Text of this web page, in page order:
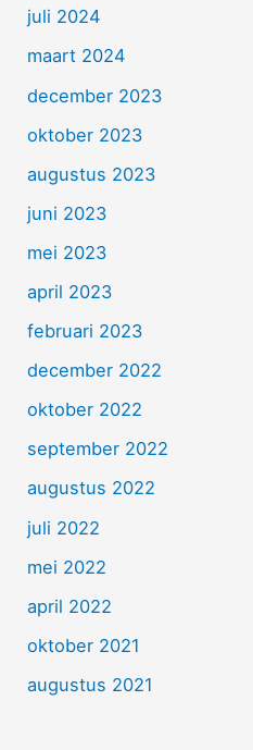
juli 2024
maart 2024
december 2023
oktober 2023
augustus 2023
juni 2023
mei 2023
april 2023
februari 2023
december 2022
oktober 2022
september 2022
augustus 2022
juli 2022
mei 2022
april 2022
oktober 2021
augustus 2021